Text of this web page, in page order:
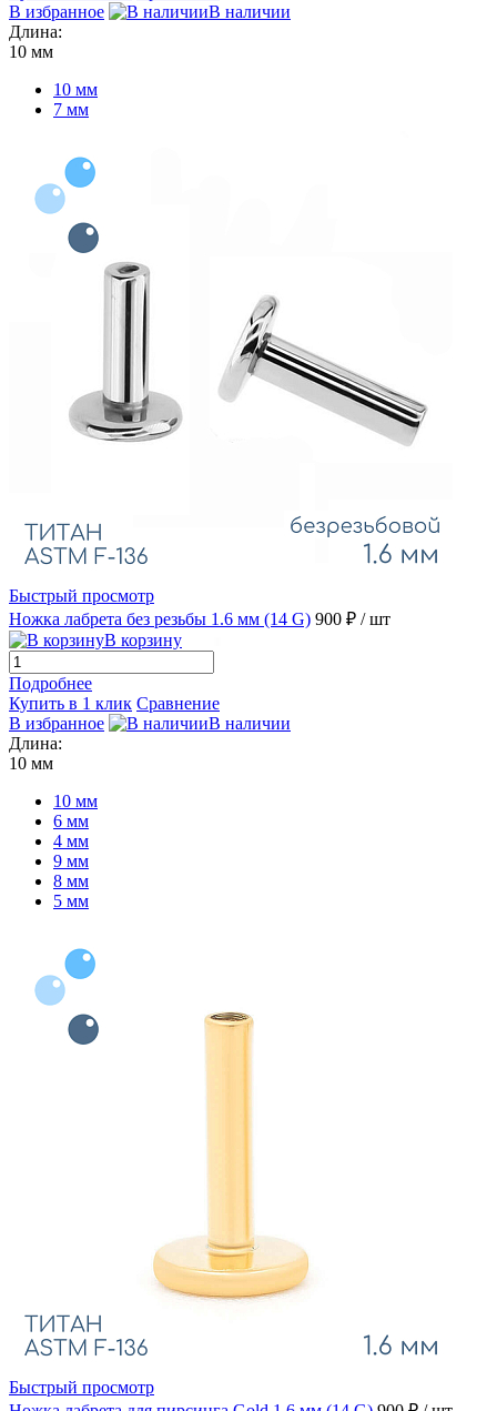
В избранное
В наличии
Длина:
10 мм
10 мм
7 мм
Быстрый просмотр
Ножка лабрета без резьбы 1.6 мм (14 G) 900 ₽ / шт
В корзину
Подробнее
Купить в 1 клик Сравнение
В избранное
В наличии
Длина:
10 мм
10 мм
6 мм
4 мм
9 мм
8 мм
5 мм
Быстрый просмотр